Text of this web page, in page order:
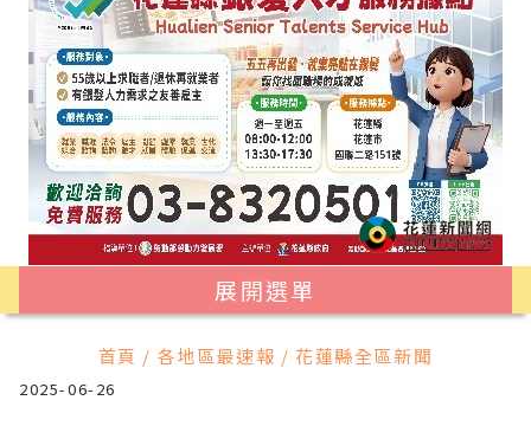
展開選單
首頁 / 各地區最速報 / 花蓮縣全區新聞
2025-06-26